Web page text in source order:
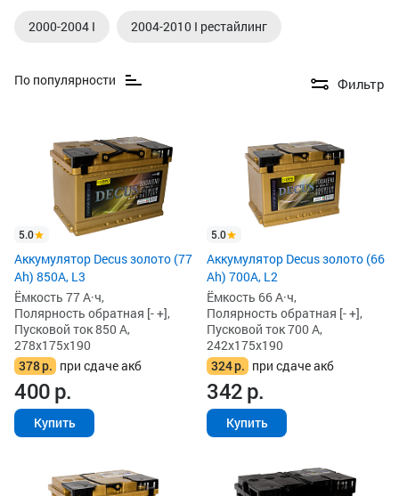
2000-2004 I 2004-2010 I рестайлинг
По популярности Фильтр
5.0
Аккумулятор Decus золото (77
Ah) 850А, L3
Ёмкость 77 А·ч,
Полярность обратная [- +],
Пусковой ток 850 А,
278x175x190
378р. при сдаче акб
400р.
Купить
5.0
Аккумулятор Decus золото (66
Ah) 700A, L2
Ёмкость 66 А·ч,
Полярность обратная [- +],
Пусковой ток 700 А,
242x175x190
324р. при сдаче акб
342р.
Купить